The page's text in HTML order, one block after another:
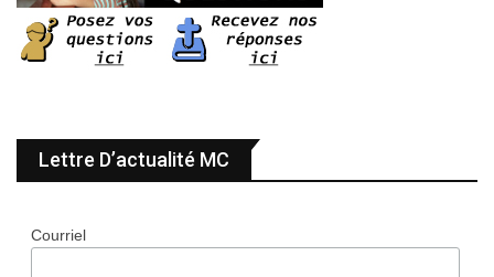
Lettre D’actualité MC
Courriel